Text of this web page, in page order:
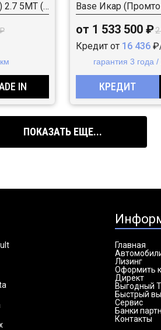
Base Икар (Рефрижератор) 2.7 5MT (150 л.с.) RWD
IN
от 1 533 500 ₽
Кредит от 16 436
гарантия 3 года
КРЕДИТ
ПОКАЗАТЬ ЕЩЕ...
Главная
Лизинг
Оформить
Директ
Выгодный
Быстрый
Сервис
Банки
Контакты